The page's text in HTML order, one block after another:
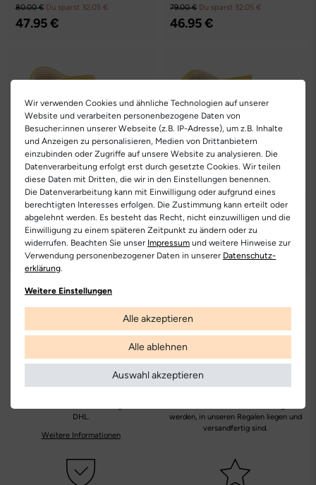
80.00 € Du sparst 32.05 €
47.95 €
79.00 € Du sparst 32.05 €
46.95 €
NATURINO
Wad
79.00 € Du sparst 32.05 €
46.95 €
NATURINO
Maggy
84.00 € Du sparst 34.05 €
49.95 €
Kostenlose
DHL.
Weitere Informationen
Nur
Originalprodukte!
werden, in unseren Regalen liegen und
versandfertig sind.
Wir verwenden Cookies und ähnliche Technologien auf unserer
Website und verarbeiten personenbezogene Daten von
Besucher:innen unserer Webseite (z.B. IP-Adresse), um z.B. Inhalte
und Anzeigen zu personalisieren, Medien von Drittanbietern
einzubinden oder Zugriffe auf unsere Website zu analysieren. Die
Datenverarbeitung erfolgt erst durch gesetzte Cookies. Wir teilen
diese Daten mit Dritten, die wir in den Einstellungen benennen.
Die Datenverarbeitung kann mit Einwilligung oder aufgrund eines
berechtigten Interesses erfolgen. Die Zustimmung kann erteilt oder
abgelehnt werden. Es besteht das Recht, nicht einzuwilligen und die
Einwilligung zu einem späteren Zeitpunkt zu ändern oder zu
widerrufen. Beachten Sie unser Impressum und weitere Hinweise zur
Verwendung personenbezogener Daten in unserer Daten­schutz­
erklärung.
Weitere Einstellungen
Alle akzeptieren
Alle ablehnen
Auswahl akzeptieren